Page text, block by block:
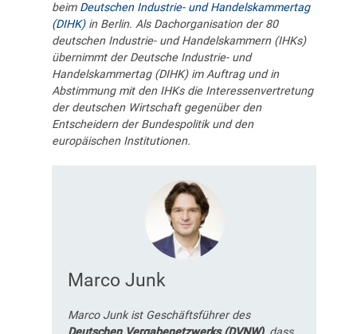
beim Deutschen Industrie- und Handelskammertag
(DIHK)in Berlin. Als Dachorganisation der 80
deutschen Industrie- und Handelskammern (IHKs)
übernimmt der Deutsche Industrie- und
Handelskammertag (DIHK) im Auftrag und in
Abstimmung mit den IHKs die Interessenvertretung
der deutschen Wirtschaft gegenüber den
Entscheidern der Bundespolitik und den
europäischen Institutionen.
Marco Junk
Marco Junk ist Geschäftsführer des